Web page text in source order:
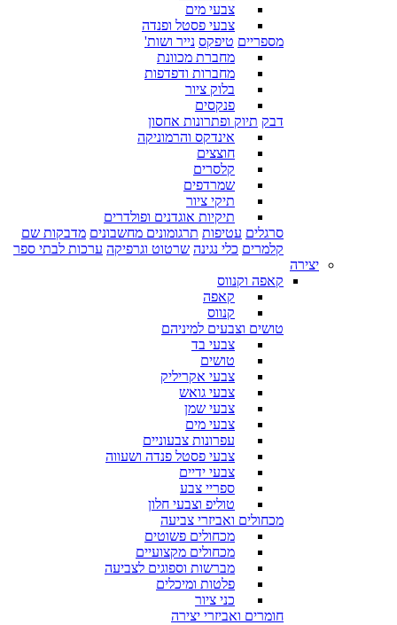
צבעי מים
צבעי פסטל ופנדה
מספריים טיפקס נייר ושות'
מחברת מכוונת
מחברות ודפדפות
בלוק ציור
פנקסים
דבק תיוק ופתרונות אחסון
אינדקס והרמוניקה
חוצצים
קלסרים
שמרדפים
תיקי ציור
תיקיות אוגדנים ופולדרים
סרגלים עטיפות תרגומונים מחשבונים מדבקות שם
קלמרים כלי נגינה שרטוט וגרפיקה ערכות לבתי ספר
יצירה
קאפה וקנווס
קאפה
קנווס
טושים וצבעים למיניהם
צבעי בד
טושים
צבעי אקריליק
צבעי גואש
צבעי שמן
צבעי מים
עפרונות צבעוניים
צבעי פסטל פנדה ושעווה
צבעי ידיים
ספריי צבע
טוליפ וצבעי חלון
מכחולים ואביזרי צביעה
מכחולים פשוטים
מכחולים מקצועיים
מברשות וספוגים לצביעה
פלטות ומיכלים
כני ציור
חומרים ואביזרי יצירה